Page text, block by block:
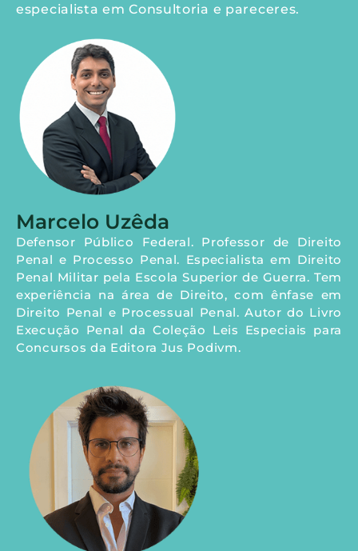
especialista em Consultoria e pareceres.
Marcelo Uzêda
Defensor Público Federal. Professor de Direito
Penal e Processo Penal. Especialista em Direito
Penal Militar pela Escola Superior de Guerra. Tem
experiência na área de Direito, com ênfase em
Direito Penal e Processual Penal. Autor do Livro
Execução Penal da Coleção Leis Especiais para
Concursos da Editora Jus Podivm.